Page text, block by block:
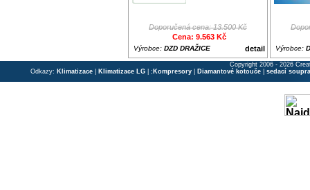
Doporučená cena: 13.500 Kč
Cena: 9.563 Kč
detail
Výrobce: DZD DRAŽICE Výrobce:
Copyright 2006 - 2026
Odkazy: Klimatizace Klimatizace LG | ; Kompresory Diamantové kotouče sedací